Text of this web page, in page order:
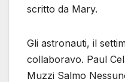
scritto da Mary.
Gli astronauti, il
collaboravo. Paul
Muzzi Salmo